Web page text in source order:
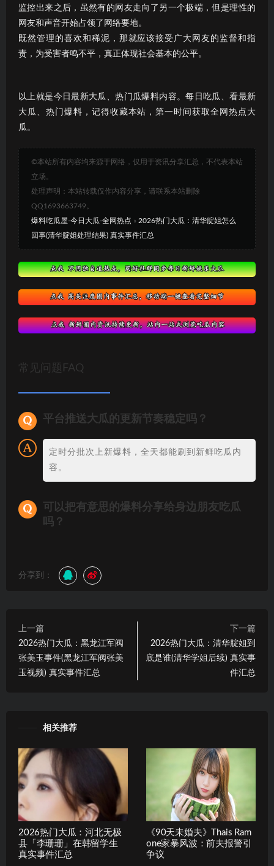
监控出来之后，虽然有的网友走向了另一个极端，但是理性的
网友和声音开始占领了网络要地。
既然管理的喜欢和稀泥，那就应该接受广大网友的监督和指
责，为受害者鸣不平，真正体现社会基本的公平。
以上就是今日最新大瓜、热门瓜爆料内容。每日吃瓜、看最新
大瓜、热门爆料，记得收藏本站，第一时间获取全网热点大
瓜。
©本站所有内容均来源于网络，仅用于资讯分享汇总，不代表本站
立场。
处理声明：本站转载仅作内容分享，请联系本站删除
QQ1693663749。
爆料吃瓜屋-今日大瓜-全网热点 » 2026热门大瓜：清华腚姐怎么
回事(清华腚姐处理结果) 真实事件汇总
常见问题FAQ
平台推送大瓜的更新节奏稳定吗？
定时分批次上新爆料，全天都能刷到新鲜吃瓜内
容。
可以把有意思的爆料分享给身边朋友吃瓜
吗？
分享到：
上一篇
2026热门大瓜：黑龙江军阀
张美玉事件(黑龙江军阀张美
玉视频) 真实事件汇总
下一篇
2026热门大瓜：清华腚姐到
底是谁(清华学姐后续) 真实事
件汇总
相关推荐
2026热门大瓜：河北无极
县「李珊珊」在韩留学生
真实事件汇总
《90天未婚夫》Thais Ram
one家暴风波：前夫报警引
争议